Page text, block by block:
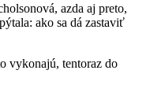
azda aj preto,
ako sa dá zastaviť
vykonajú, tentoraz do